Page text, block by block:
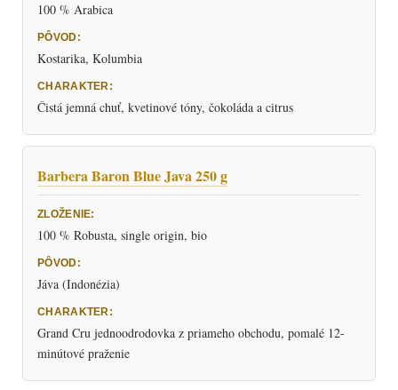
100 % Arabica
Kostarika, Kolumbia
Čistá jemná chuť, kvetinové tóny, čokoláda a citrus
Barbera Baron Blue Java 250 g
100 % Robusta, single origin, bio
Jáva (Indonézia)
Grand Cru jednoodrodovka z priameho obchodu, pomalé 12-
minútové praženie